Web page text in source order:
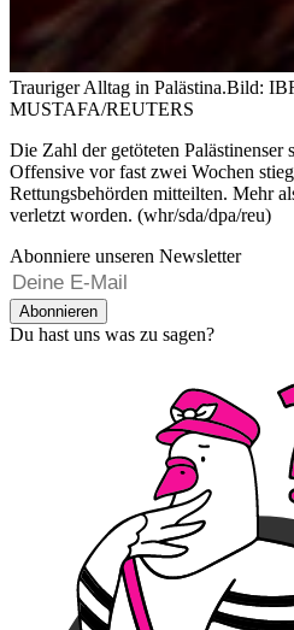
Trauriger Alltag in Palästina.Bild:
MUSTAFA/REUTERS
Die Zahl der getöteten Palästinenser
Offensive vor fast zwei Wochen
Rettungsbehörden mitteilten. Mehr
verletzt worden. (whr/sda/dpa/reu)
Abonniere unseren Newsletter
Abonnieren
Du hast uns was zu sagen?